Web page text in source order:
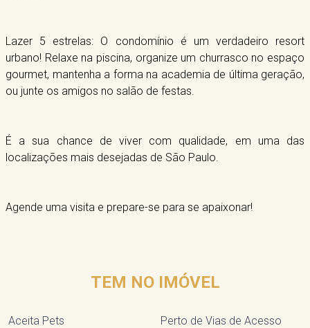
Lazer 5 estrelas: O condomínio é um verdadeiro resort
urbano! Relaxe na piscina, organize um churrasco no espaço
gourmet, mantenha a forma na academia de última geração,
ou junte os amigos no salão de festas.
É a sua chance de viver com qualidade, em uma das
localizações mais desejadas de São Paulo.
Agende uma visita e prepare-se para se apaixonar!
TEM NO IMÓVEL
Aceita Pets
Perto de Vias de Acesso